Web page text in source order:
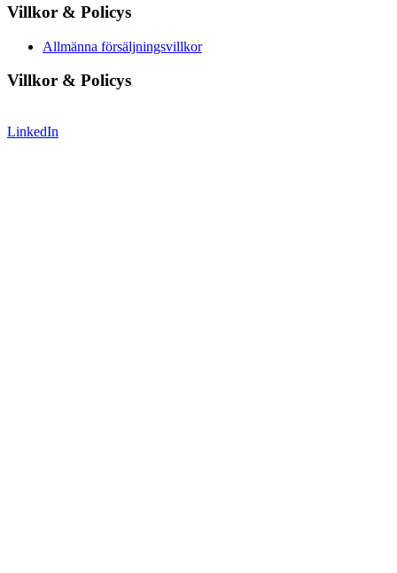
Villkor & Policys
Allmänna försäljningsvillkor
Villkor & Policys
LinkedIn